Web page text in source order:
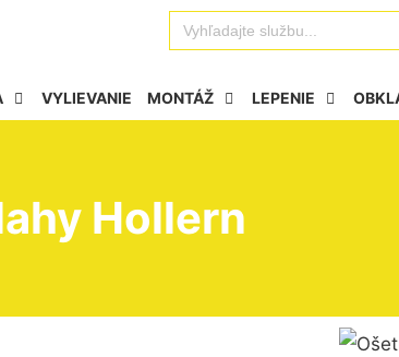
Search
for:
VYLIEVANIE MONTÁŽ LEPENIE
Hollern